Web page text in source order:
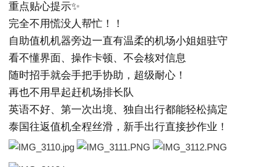
重点贴心提示✨
完全不用慌没人帮忙！！
自助值机机器旁边一直有温柔的机场小姐姐驻守
看不懂界面、操作卡顿、不会核对信息
随时招手就会手把手协助，超级耐心！
再也不用早起赶机场排长队
英语不好、第一次出境、独自出行都能轻松搞定
泰国往返值机全程丝滑，新手出行直接抄作业！